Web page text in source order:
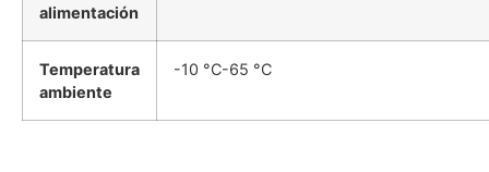
alimentación
Temperatura
ambiente
-10 °C-65 °C